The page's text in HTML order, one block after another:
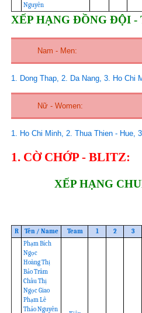
Nguyên
XẾP HẠNG ĐỒNG ĐỘI -
Nam - Men:
1. Dong Thap, 2. Da Nang, 3. Ho Chi
Nữ - Women:
1. Ho Chi Minh, 2. Thua Thien - Hue,
1. CỜ CHỚP - BLITZ:
XẾP HẠNG
R Tên / Name Team 1 2 3
Phạm Bích
Ngọc
Hoàng Thị
Bảo Trâm
Châu Thị
Ngọc Giao
Phạm Lê
Thảo Nguyên